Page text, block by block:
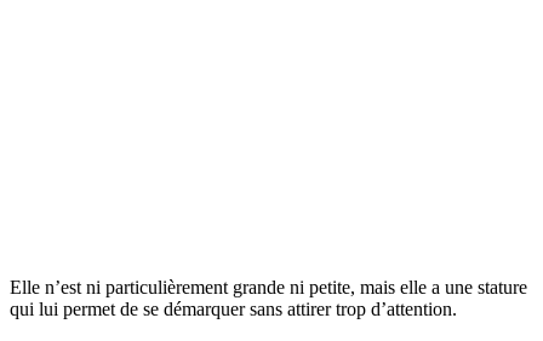
Elle n’est ni particulièrement grande ni petite, mais elle a une stature
qui lui permet de se démarquer sans attirer trop d’attention.